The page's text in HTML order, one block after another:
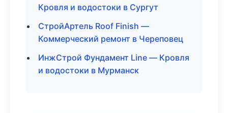
Кровля и водостоки в Сургут
СтройАртель Roof Finish —
Коммерческий ремонт в Череповец
ИнжСтрой Фундамент Line — Кровля
и водостоки в Мурманск